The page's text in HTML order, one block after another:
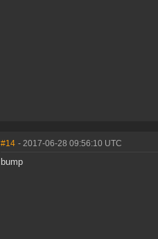
#14 - 2017-06-28 09:56:10 UTC
bump